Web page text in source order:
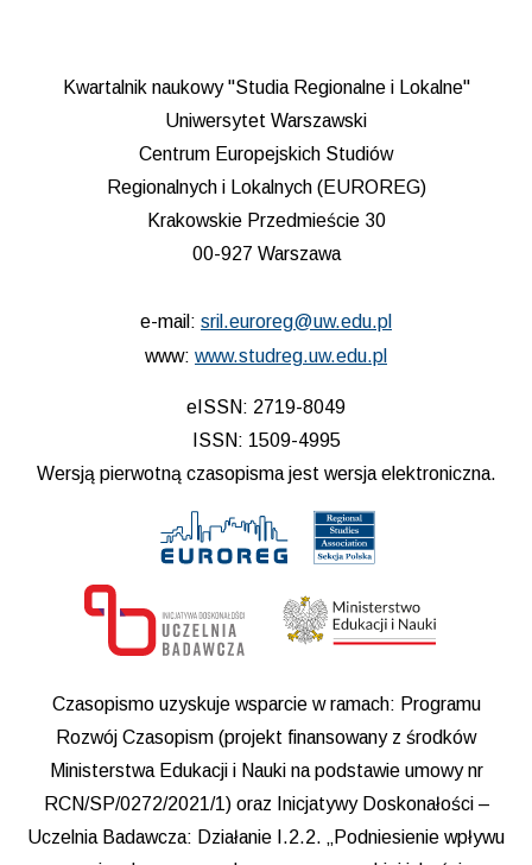
Kwartalnik naukowy "Studia Regionalne i Lokalne"
Uniwersytet Warszawski
Centrum Europejskich Studiów
Regionalnych i Lokalnych (EUROREG)
Krakowskie Przedmieście 30
00-927 Warszawa
e-mail: sril.euroreg@uw.edu.pl
www: www.studreg.uw.edu.pl
eISSN: 2719-8049
ISSN: 1509-4995
Wersją pierwotną czasopisma jest wersja elektroniczna.
Czasopismo uzyskuje wsparcie w ramach: Programu
Rozwój Czasopism (projekt finansowany z środków
Ministerstwa Edukacji i Nauki na podstawie umowy nr
RCN/SP/0272/2021/1) oraz Inicjatywy Doskonałości –
Uczelnia Badawcza: Działanie I.2.2. „Podniesienie wpływu